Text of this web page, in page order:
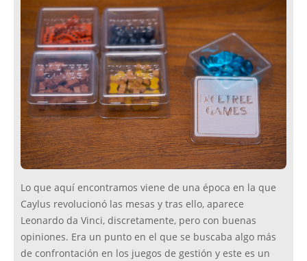
Lo que aquí encontramos viene de una época en la que
Caylus revolucionó las mesas y tras ello, aparece
Leonardo da Vinci, discretamente, pero con buenas
opiniones. Era un punto en el que se buscaba algo más
de confrontación en los juegos de gestión y este es un